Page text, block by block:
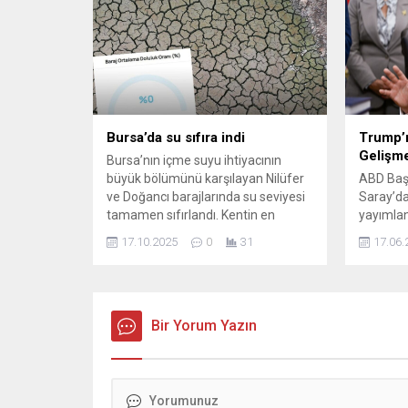
Kültür Kongre Merkezi’nde
gerçekleşen programa Bursa
Büyükşehir Belediyesi Başkan Vekili
Şahin Biba’nın yanı sıra AK Parti
Bursa İl Başkanı Davut Gürkan, AK
Parti Bursa...
kitap
Kitap
yazar
Bursa’da su sıfıra indi
Bursa’nın içme suyu ihtiyacının
büyük bölümünü karşılayan Nilüfer
ve Doğancı barajlarında su seviyesi
tamamen sıfırlandı. Kentin en
su kalmazken, BUSKİ'nin sitesinde
17.10.2025 0 31
ABD
Bir Yorum Yazın